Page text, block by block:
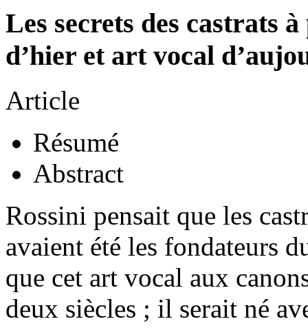
Les secrets des castrats
d’hier et art vocal
Article
Résumé
Abstract
Rossini pensait que les
avaient été les fondateurs
que cet art vocal aux
deux siècles ; il serait né